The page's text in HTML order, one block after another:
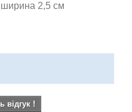
2,5 см
відгук !